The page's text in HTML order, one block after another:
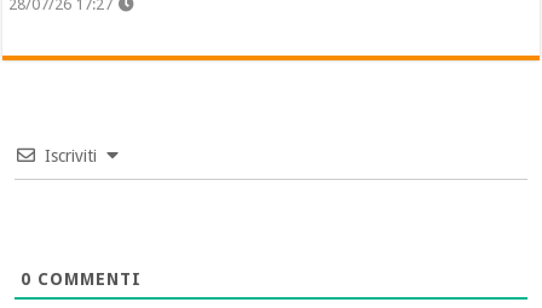
28/07/26 17:27
Iscriviti
0 COMMENTI